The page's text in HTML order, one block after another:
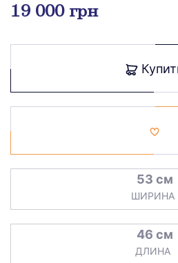
53 см
ШИРИНА
46 см
ДЛИНА
19 000 грн